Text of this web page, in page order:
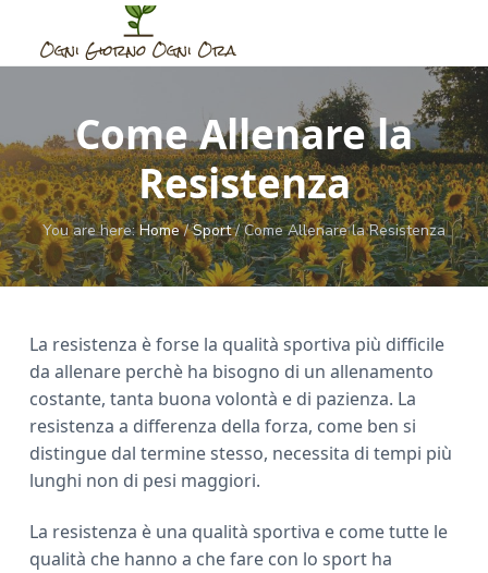
i
o
m
a
i
n
c
i
o
p
r
i
m
a
i
o
f
o
o
t
e
O
G
i
o
r
n
o
O
g
O
r
a
G
p
e
r
O
g
n
i
M
o
m
o
Come Allenare la
Resistenza
You are here:Home / Sport /Come Allenare la Resistenza
La resistenza è forse la qualità sportiva più difficile
da allenare perchè ha bisogno di un allenamento
costante, tanta buona volontà e di pazienza. La
resistenza a differenza della forza, come ben si
distingue dal termine stesso, necessita di tempi più
lunghi non di pesi maggiori.
La resistenza è una qualità sportiva e come tutte le
qualità che hanno a che fare con lo sport ha